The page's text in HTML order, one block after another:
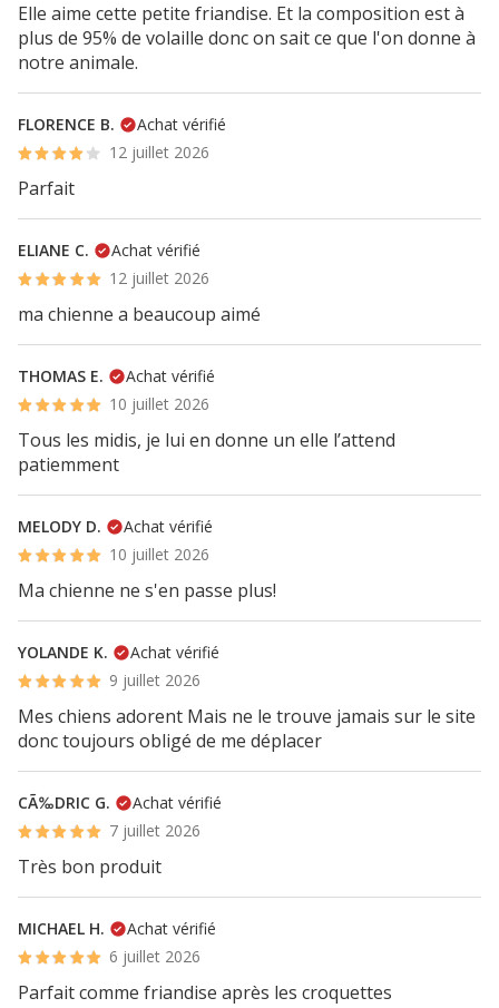
Elle aime cette petite friandise. Et la composition est à
plus de 95% de volaille donc on sait ce que l'on donne à
notre animale.
FLORENCE B.
Achat vérifié
12 juillet 2026
Parfait
ELIANE C.
Achat vérifié
12 juillet 2026
ma chienne a beaucoup aimé
THOMAS E.
Achat vérifié
10 juillet 2026
Tous les midis, je lui en donne un elle l’attend
patiemment
MELODY D.
Achat vérifié
10 juillet 2026
Ma chienne ne s'en passe plus!
YOLANDE K.
Achat vérifié
9 juillet 2026
Mes chiens adorent Mais ne le trouve jamais sur le site
donc toujours obligé de me déplacer
CÃ‰DRIC G.
Achat vérifié
7 juillet 2026
Très bon produit
MICHAEL H.
Achat vérifié
6 juillet 2026
Parfait comme friandise après les croquettes